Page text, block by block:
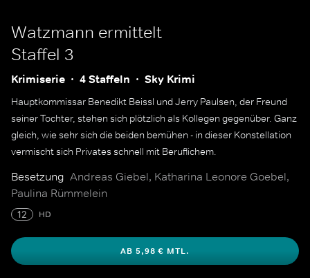
Watzmann ermittelt
Staffel 3
Krimiserie 4 Staffeln Sky Krimi
Hauptkommissar Benedikt Beissl und Jerry Paulsen, der Freund
seiner Tochter, stehen sich plötzlich als Kollegen gegenüber. Ganz
gleich, wie sehr sich die beiden bemühen - in dieser Konstellation
vermischt sich Privates schnell mit Beruflichem.
Besetzung Andreas Giebel, Katharina Leonore Goebel,
Paulina Rümmelein
12 HD
AB 5,98 € MTL.